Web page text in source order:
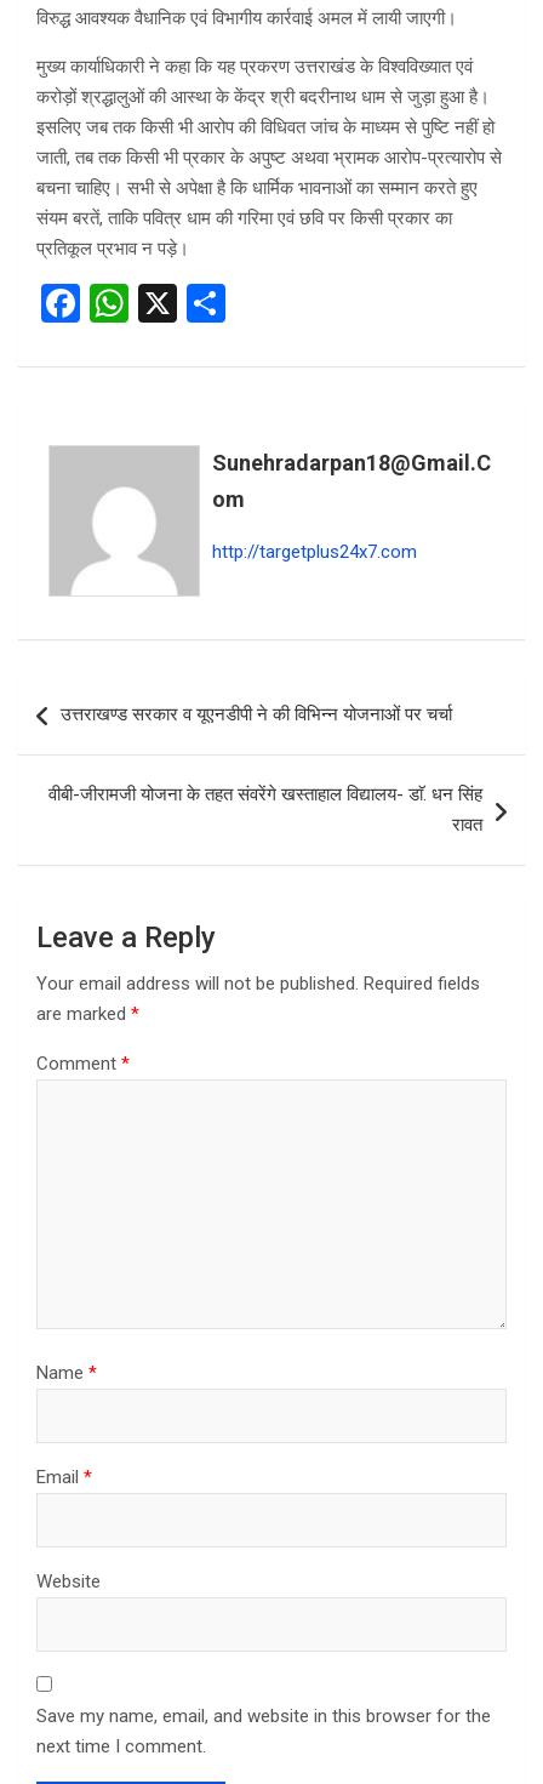
विरुद्ध आवश्यक वैधानिक एवं विभागीय कार्रवाई अमल में लायी जाएगी।
मुख्य कार्याधिकारी ने कहा कि यह प्रकरण उत्तराखंड के विश्वविख्यात एवं
करोड़ों श्रद्धालुओं की आस्था के केंद्र श्री बदरीनाथ धाम से जुड़ा हुआ है।
इसलिए जब तक किसी भी आरोप की विधिवत जांच के माध्यम से पुष्टि नहीं हो
जाती, तब तक किसी भी प्रकार के अपुष्ट अथवा भ्रामक आरोप-प्रत्यारोप से
बचना चाहिए। सभी से अपेक्षा है कि धार्मिक भावनाओं का सम्मान करते हुए
संयम बरतें, ताकि पवित्र धाम की गरिमा एवं छवि पर किसी प्रकार का
प्रतिकूल प्रभाव न पड़े।
F
ce
o
o
k
W
at
A
p
p
X
ar
Sunehradarpan18@gmail.c
Om
http://targetplus24x7.com
navigation
उत्तराखण्ड सरकार व यूएनडीपी ने की विभिन्न योजनाओं पर चर्चा
वीबी-जीरामजी योजना के तहत संवरेंगे खस्ताहाल विद्यालय- डाॅ. धन सिंह
रावत
Leave a Reply
Your email address will not be published. Required fields
are marked *
Comment *
Name *
Email *
Website
Save my name, email, and website in this browser for the
next time I comment.